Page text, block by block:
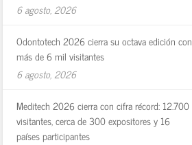
6 agosto, 2026
Odontotech 2026 cierra su octava edición con
más de 6 mil visitantes
6 agosto, 2026
Meditech 2026 cierra con cifra récord: 12.700
visitantes, cerca de 300 expositores y 16
países participantes